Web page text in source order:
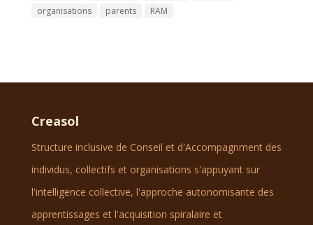
organisations
parents RAM
Creasol
Structure inclusive de Conseil et d'Accompagnment des
individus, collectifs et organisations s'appuyant sur
l'intelligence collective, l'approche autonomisante des
apprentissages et l'acquisition spiralaire et